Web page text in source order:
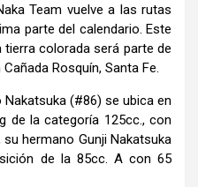
Team vuelve a las rutas
parte del calendario. Este
tierra colorada será parte de
Rosquín, Santa Fe.
(#86) se ubica en
de la categoría 125cc., con
hermano Gunji Nakatsuka
de la 85cc. A con 65